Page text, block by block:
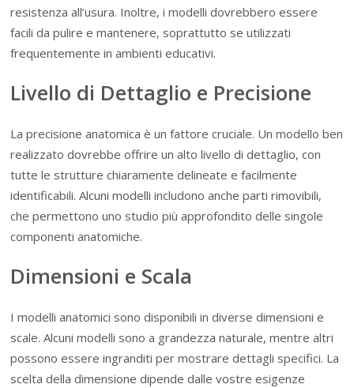
resistenza all’usura. Inoltre, i modelli dovrebbero essere
facili da pulire e mantenere, soprattutto se utilizzati
frequentemente in ambienti educativi.
Livello di Dettaglio e Precisione
La precisione anatomica è un fattore cruciale. Un modello ben
realizzato dovrebbe offrire un alto livello di dettaglio, con
tutte le strutture chiaramente delineate e facilmente
identificabili. Alcuni modelli includono anche parti rimovibili,
che permettono uno studio più approfondito delle singole
componenti anatomiche.
Dimensioni e Scala
I modelli anatomici sono disponibili in diverse dimensioni e
scale. Alcuni modelli sono a grandezza naturale, mentre altri
possono essere ingranditi per mostrare dettagli specifici. La
scelta della dimensione dipende dalle vostre esigenze